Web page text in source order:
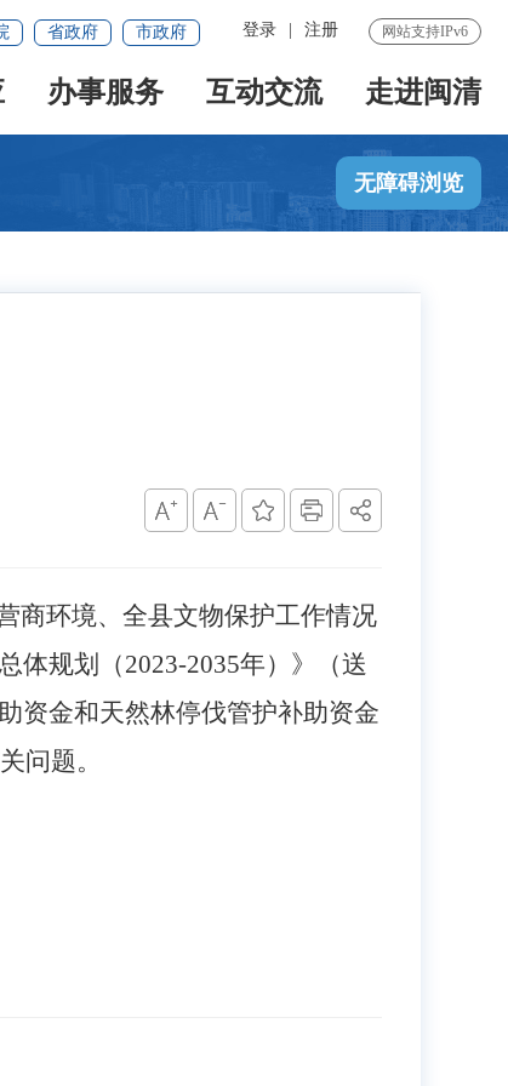
网站支持IPv6
登录 注册
省政府 市政府
办事服务 互动交流 走进闽清
无障碍浏览
商环境、 全县文物保护工作情况
体规划（2023-2035年）》（送
资金和天然林停伐管护补助资金
问题。